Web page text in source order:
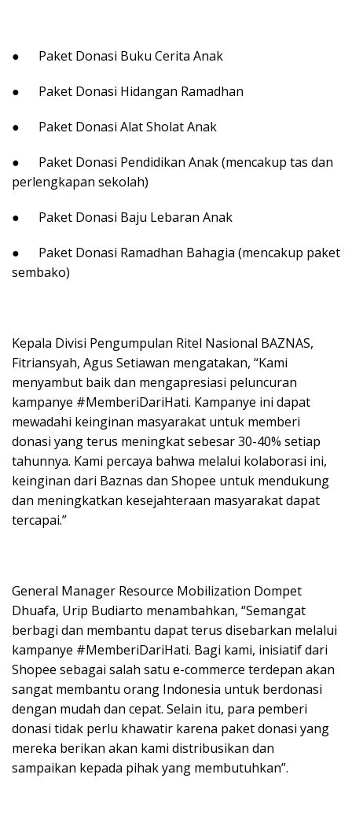
● Paket Donasi Buku Cerita Anak
● Paket Donasi Hidangan Ramadhan
● Paket Donasi Alat Sholat Anak
● Paket Donasi Pendidikan Anak (mencakup tas dan
perlengkapan sekolah)
● Paket Donasi Baju Lebaran Anak
● Paket Donasi Ramadhan Bahagia (mencakup paket
sembako)
Kepala Divisi Pengumpulan Ritel Nasional BAZNAS,
Fitriansyah, Agus Setiawan mengatakan, “Kami
menyambut baik dan mengapresiasi peluncuran
kampanye #MemberiDariHati. Kampanye ini dapat
mewadahi keinginan masyarakat untuk memberi
donasi yang terus meningkat sebesar 30-40% setiap
tahunnya. Kami percaya bahwa melalui kolaborasi ini,
keinginan dari Baznas dan Shopee untuk mendukung
dan meningkatkan kesejahteraan masyarakat dapat
tercapai.”
General Manager Resource Mobilization Dompet
Dhuafa, Urip Budiarto menambahkan, “Semangat
berbagi dan membantu dapat terus disebarkan melalui
kampanye #MemberiDariHati. Bagi kami, inisiatif dari
Shopee sebagai salah satu e-commerce terdepan akan
sangat membantu orang Indonesia untuk berdonasi
dengan mudah dan cepat. Selain itu, para pemberi
donasi tidak perlu khawatir karena paket donasi yang
mereka berikan akan kami distribusikan dan
sampaikan kepada pihak yang membutuhkan”.